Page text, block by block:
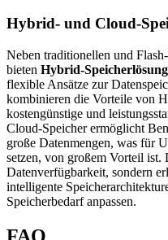
Hybrid- und Cloud-
Neben traditionellen und
bieten Hybrid-
flexible Ansätze zur
kombinieren die Vorteile von
kostengünstige und
Cloud-Speicher ermöglicht
große Datenmengen, was für
setzen, von großem Vorteil ist.
Datenverfügbarkeit, sondern
intelligente
Speicherbedarf anpassen.